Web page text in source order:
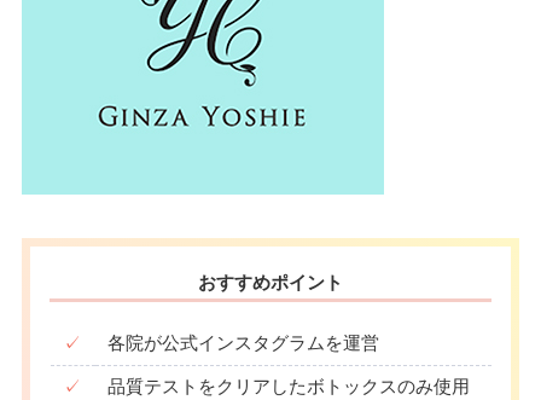
おすすめポイント
✓ 各院が公式インスタグラムを運営
✓ 品質テストをクリアしたボトックスのみ使用